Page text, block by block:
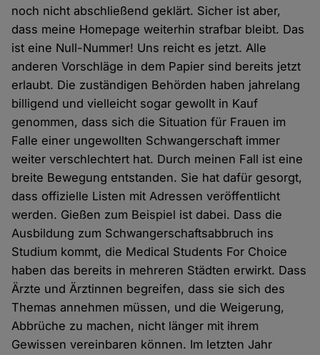
noch nicht abschließend geklärt. Sicher ist aber,
dass meine Homepage weiterhin strafbar bleibt. Das
ist eine Null-Nummer! Uns reicht es jetzt. Alle
anderen Vorschläge in dem Papier sind bereits jetzt
erlaubt. Die zuständigen Behörden haben jahrelang
billigend und vielleicht sogar gewollt in Kauf
genommen, dass sich die Situation für Frauen im
Falle einer ungewollten Schwangerschaft immer
weiter verschlechtert hat. Durch meinen Fall ist eine
breite Bewegung entstanden. Sie hat dafür gesorgt,
dass offizielle Listen mit Adressen veröffentlicht
werden. Gießen zum Beispiel ist dabei. Dass die
Ausbildung zum Schwangerschaftsabbruch ins
Studium kommt, die Medical Students For Choice
haben das bereits in mehreren Städten erwirkt. Dass
Ärzte und Ärztinnen begreifen, dass sie sich des
Themas annehmen müssen, und die Weigerung,
Abbrüche zu machen, nicht länger mit ihrem
Gewissen vereinbaren können. Im letzten Jahr